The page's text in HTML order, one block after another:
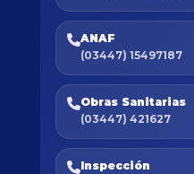
ANAF
(03447) 15497187
Obras Sanitarias
(03447) 421627
Inspección